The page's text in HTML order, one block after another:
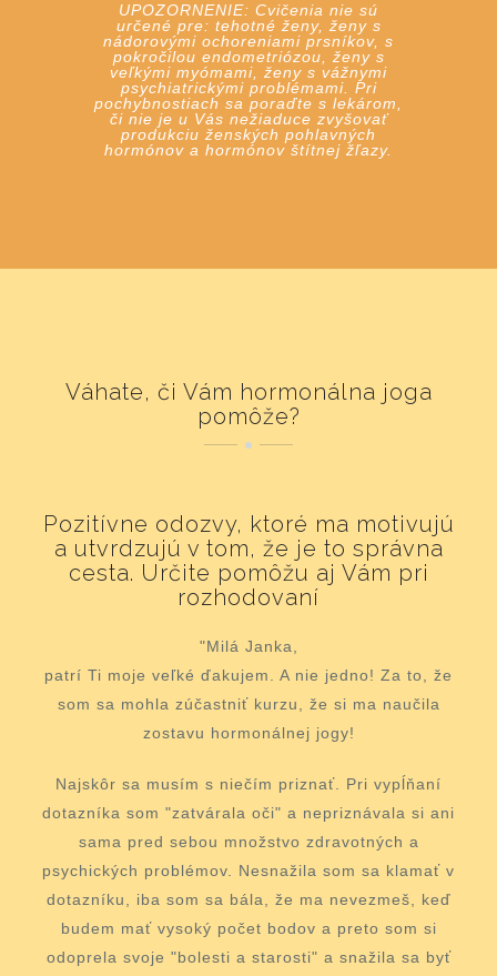
UPOZORNENIE: Cvičenia nie sú
určené pre: tehotné ženy, ženy s
nádorovými ochoreniami prsníkov, s
pokročilou endometriózou, ženy s
veľkými myómami, ženy s vážnymi
psychiatrickými problémami. Pri
pochybnostiach sa poraďte s lekárom,
či nie je u Vás nežiaduce zvyšovať
produkciu ženských pohlavných
hormónov a hormónov štítnej žľazy.
Váhate, či Vám hormonálna joga
pomôže?
Pozitívne odozvy, ktoré ma motivujú
a utvrdzujú v tom, že je to správna
cesta. Určite pomôžu aj Vám pri
rozhodovaní
"Milá Janka,
patrí Ti moje veľké ďakujem. A nie jedno! Za to, že
som sa mohla zúčastniť kurzu, že si ma naučila
zostavu hormonálnej jogy!
Najskôr sa musím s niečím priznať. Pri vypĺňaní
dotazníka som "zatvárala oči" a nepriznávala si ani
sama pred sebou množstvo zdravotných a
psychických problémov. Nesnažila som sa klamať v
dotazníku, iba som sa bála, že ma nevezmeš, keď
budem mať vysoký počet bodov a preto som si
odoprela svoje "bolesti a starosti" a snažila sa byť